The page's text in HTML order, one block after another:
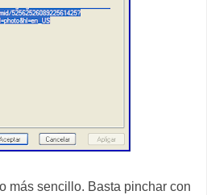
más sencillo. Basta pinchar con